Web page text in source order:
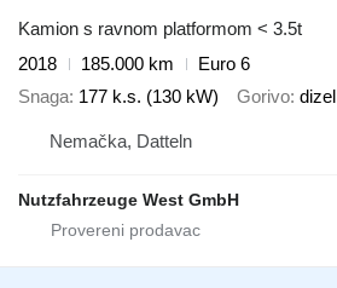
Kamion s ravnom platformom < 3.5t
2018
185.000 km
Euro 6
Snaga 177 k.s. (130 kW) Gorivo dizel
Nemačka, Datteln
Nutzfahrzeuge West GmbH